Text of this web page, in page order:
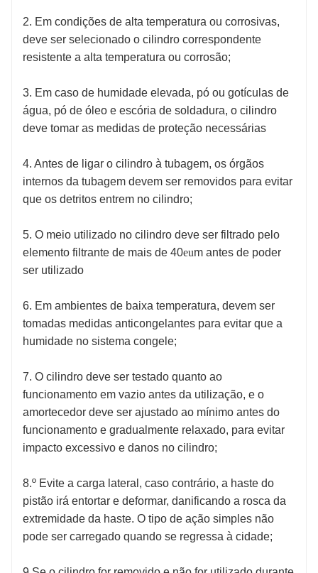
2. Em condições de alta temperatura ou corrosivas,
deve ser selecionado o cilindro correspondente
resistente a alta temperatura ou corrosão;
3. Em caso de humidade elevada, pó ou gotículas de
água, pó de óleo e escória de soldadura, o cilindro
deve tomar as medidas de proteção necessárias
4. Antes de ligar o cilindro à tubagem, os órgãos
internos da tubagem devem ser removidos para evitar
que os detritos entrem no cilindro;
5. O meio utilizado no cilindro deve ser filtrado pelo
elemento filtrante de mais de 40eum antes de poder
ser utilizado
6. Em ambientes de baixa temperatura, devem ser
tomadas medidas anticongelantes para evitar que a
humidade no sistema congele;
7. O cilindro deve ser testado quanto ao
funcionamento em vazio antes da utilização, e o
amortecedor deve ser ajustado ao mínimo antes do
funcionamento e gradualmente relaxado, para evitar
impacto excessivo e danos no cilindro;
8.º Evite a carga lateral, caso contrário, a haste do
pistão irá entortar e deformar, danificando a rosca da
extremidade da haste. O tipo de ação simples não
pode ser carregado quando se regressa à cidade;